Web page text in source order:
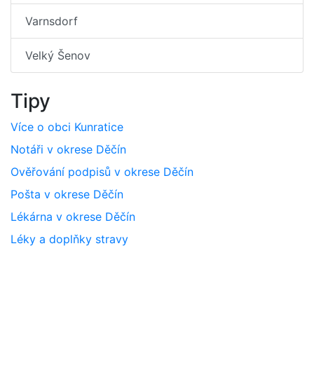
Varnsdorf
Velký Šenov
Tipy
Více o obci Kunratice
Notáři v okrese Děčín
Ověřování podpisů v okrese Děčín
Pošta v okrese Děčín
Lékárna v okrese Děčín
Léky a doplňky stravy